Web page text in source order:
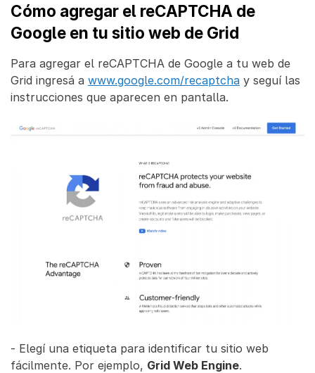
Cómo agregar el reCAPTCHA de
Google en tu sitio web de Grid
Para agregar el reCAPTCHA de Google a tu web de
Grid ingresá a www.google.com/recaptcha y seguí las
instrucciones que aparecen en pantalla.
- Elegí una etiqueta para identificar tu sitio web
fácilmente. Por ejemplo, Grid Web Engine.